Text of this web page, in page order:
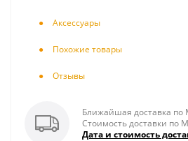
Аксесcуары
Похожие товары
Отзывы
Ближайшая доставка по
Стоимость доставки по
Дата и стоимость